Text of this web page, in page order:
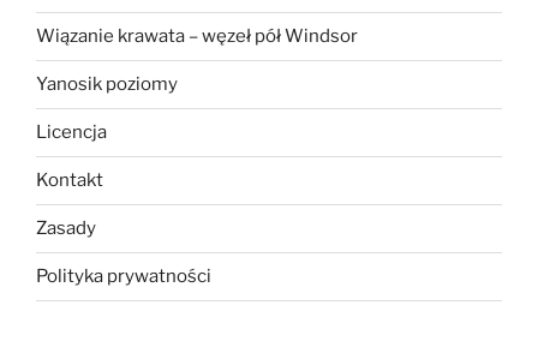
Wiązanie krawata – węzeł pół Windsor
Yanosik poziomy
Licencja
Kontakt
Zasady
Polityka prywatności